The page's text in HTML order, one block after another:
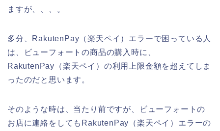
ますが、、、。
多分、RakutenPay（楽天ペイ）エラーで困っている人
は、ビューフォートの商品の購入時に、
RakutenPay（楽天ペイ）の利用上限金額を超えてしま
ったのだと思います。
そのような時は、当たり前ですが、ビューフォートの
お店に連絡をしてもRakutenPay（楽天ペイ）エラーの